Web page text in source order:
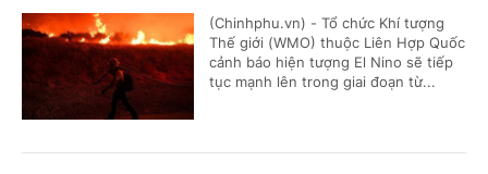
(Chinhphu.vn) - Tổ chức Khí tượng
Thế giới (WMO) thuộc Liên Hợp Quốc
cảnh báo hiện tượng El Nino sẽ tiếp
tục mạnh lên trong giai đoạn từ...